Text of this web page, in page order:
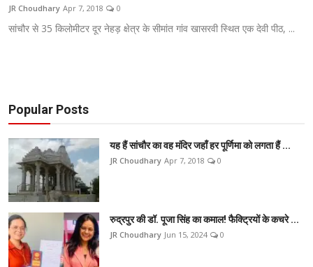
टेक
खेल
विशेष
JR Choudhary Apr 7, 2018 0
सांचौर से 35 किलोमीटर दूर नेहड़ क्षेत्र के सीमांत गांव खासरवी स्थित एक देवी पीठ, ...
Popular Posts
यह हैं सांचौर का वह मंदिर जहाँ हर पूर्णिमा को लगता हैं ...
JR Choudhary Apr 7, 2018 0
रुद्रपुर की डॉ. पूजा सिंह का कमाल! फैक्ट्रियों के कचरे ...
JR Choudhary Jun 15, 2024 0